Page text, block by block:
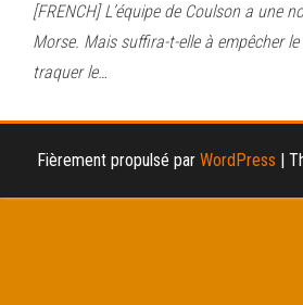
[FRENCH] L’équipe de Coulson a une
Morse. Mais suffira-t-elle à empêcher
traquer le…
Fièrement propulsé par WordPress